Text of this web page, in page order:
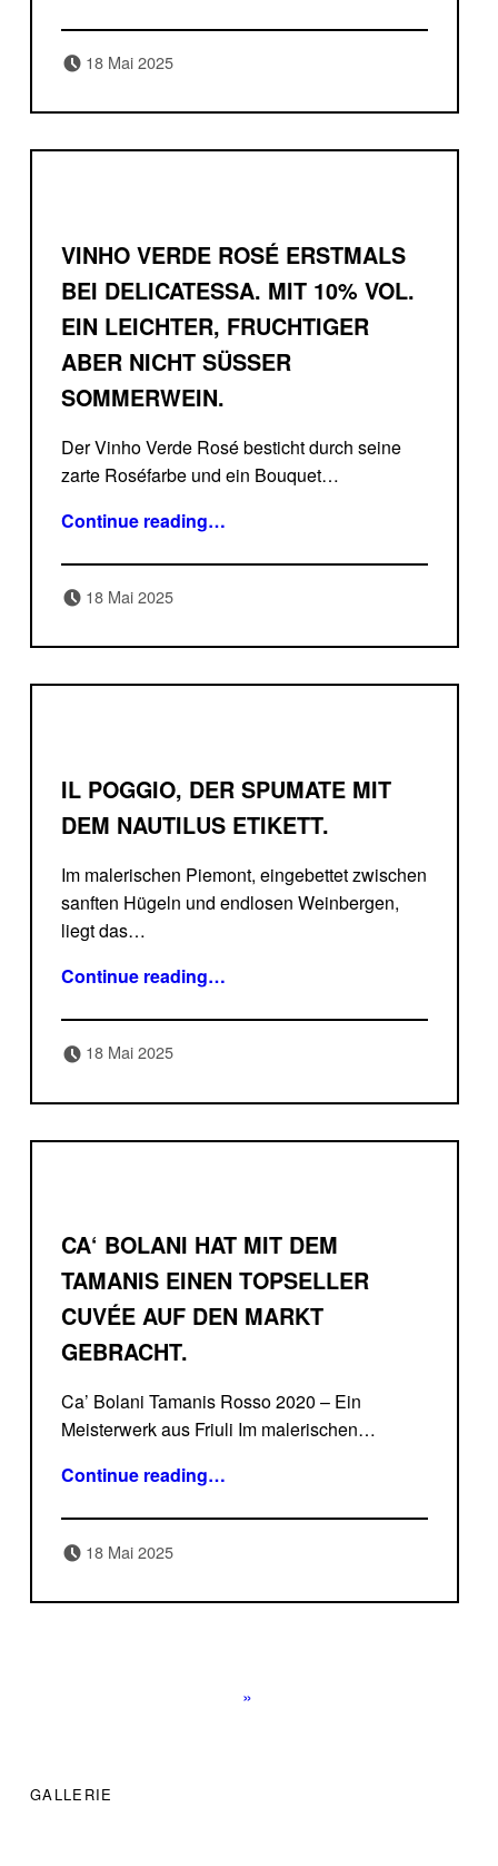
18 Mai 2025
VINHO VERDE ROSÉ ERSTMALS
BEI DELICATESSA. MIT 10% VOL.
EIN LEICHTER, FRUCHTIGER
ABER NICHT SÜSSER S
OMMERWEIN.
Der Vinho Verde Rosé besticht durch seine
zarte Roséfarbe und ein Bouquet…
Continue reading“Vinho Verde Rosé erstmals bei Delicatessa. Mit 10% Vol. ein leichter, fruchtiger aber nicht süßer Sommerwein.”
…
18 Mai 2025
IL POGGIO, DER SPUMATE MIT
DEM NAUTILUS ETIKETT.
Im malerischen Piemont, eingebettet zwischen
sanften Hügeln und endlosen Weinbergen,
liegt das…
Continue reading“Il Poggio, der Spumate mit dem Nautilus Etikett.”
…
18 Mai 2025
CA‘ BOLANI HAT MIT DEM
TAMANIS EINEN TOPSELLER
CUVÉE AUF DEN MARKT
GEBRACHT.
Ca’ Bolani Tamanis Rosso 2020 – Ein
Meisterwerk aus Friuli Im malerischen…
Continue reading“Ca‘ Bolani hat mit dem Tamanis einen Topseller Cuvée auf den Markt gebracht.”
…
18 Mai 2025
»
FOOTER SIDEBAR
GALLERIE